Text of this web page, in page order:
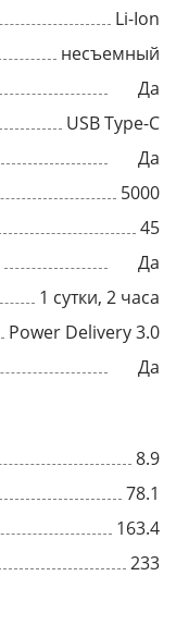
Li-Ion
несъемный
Да
USB Type-C
Да
5000
45
Да
1 сутки, 2 часа
Power Delivery 3.0
Да
8.9
78.1
163.4
233